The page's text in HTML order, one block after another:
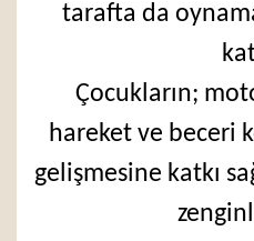
tarafta da
Çocukların;
hareket ve beceri
gelişmesine katkı